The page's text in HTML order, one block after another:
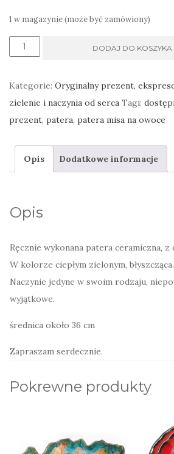
1 w magazynie (może być zamówiony)
ilość
zielona
wiosenna
DODAJ DO KOSZYKA
Kategorie: Oryginalny prezent,
zielenie i naczynia od serca Tagi:
prezent, patera, patera misa na owoce
Opis Dodatkowe informacje
Opis
Ręcznie wykonana patera ceramiczna,
W kolorze ciepłym zielonym, błyszcząca.
Naczynie jedyne w swoim rodzaju,
wyjątkowe.
średnica około 36 cm
Zapraszam serdecznie.
Pokrewne produkty